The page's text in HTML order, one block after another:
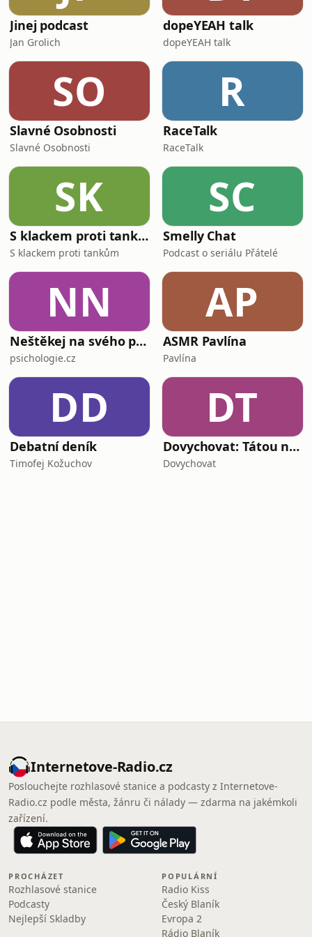
Jinej podcast
Jan Grolich
dopeYEAH talk
dopeYEAH talk
SO
Slavné Osobnosti
Slavné Osobnosti
R
RaceTalk
RaceTalk
SK
S klackem proti tankům
S klackem proti tankům
SC
Smelly Chat
Podcast o seriálu Přátelé
NN
Neštěkej na svého psa
psichologie.cz
AP
ASMR Pavlína
Pavlína
DD
Debatní deník
Timofej Kožuchov
DT
Dovychovat: Tátou na celý život
Dovychovat
Internetove-Radio.cz
Poslouchejte rozhlasové stanice a podcasty z Internetove-
Radio.cz podle města, žánru či nálady — zdarma na jakémkoli
zařízení.
PROCHÁZET
Rozhlasové stanice
Podcasty
Nejlepší Skladby
POPULÁRNÍ
Radio Kiss
Český Blaník
Evropa 2
Rádio Blaník